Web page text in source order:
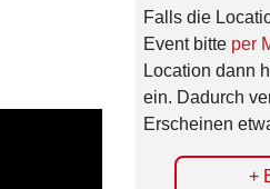
Falls die
Event bitte per
Location dann
ein. Dadurch
Erscheinen
+